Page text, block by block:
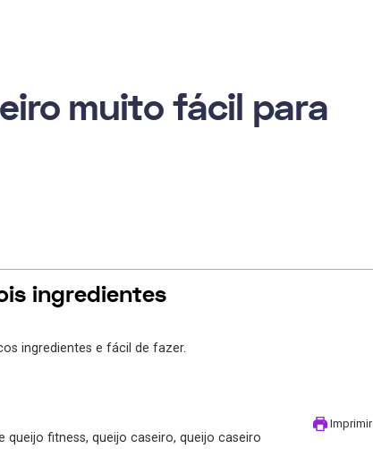
muito fácil para
Imprimir
ingredientes
ingredientes e fácil de fazer.
fitness, queijo caseiro, queijo caseiro